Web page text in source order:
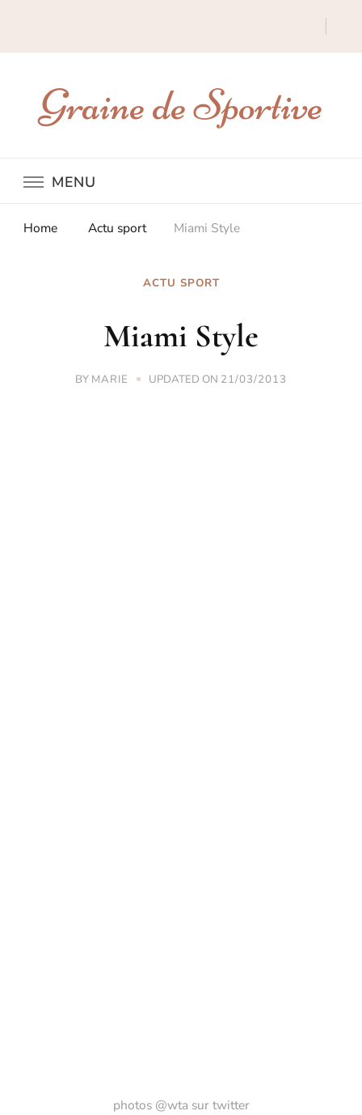
Graine de Sportive
MENU
Home Actu sport Miami Style
ACTU SPORT
Miami Style
BY MARIE UPDATED ON 21/03/2013
photos @wta sur twitter